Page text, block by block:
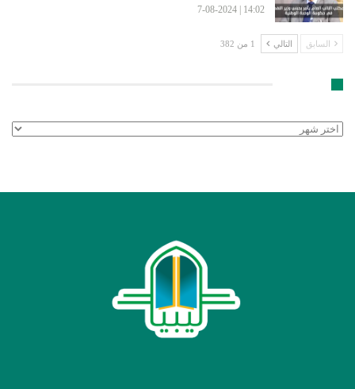
14:02 | 7-08-2024
السابق التالي 1 من 382
الأرشيف